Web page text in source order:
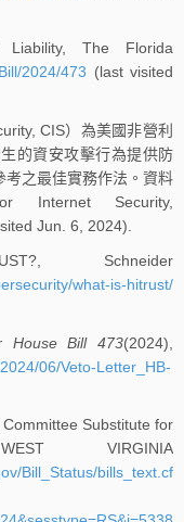
Liability, The Florida
2024/473 (last visited
CIS）為美國非營利
的資安攻擊行為提供防
之最佳實務作法。資料
Security,
Jun. 6, 2024).
Schneider
what-is-hitrust/
House Bill 473(2024),
06/Veto-Letter_HB-
Substitute for
VIRGINIA
Bill_Status/bills_text.cf